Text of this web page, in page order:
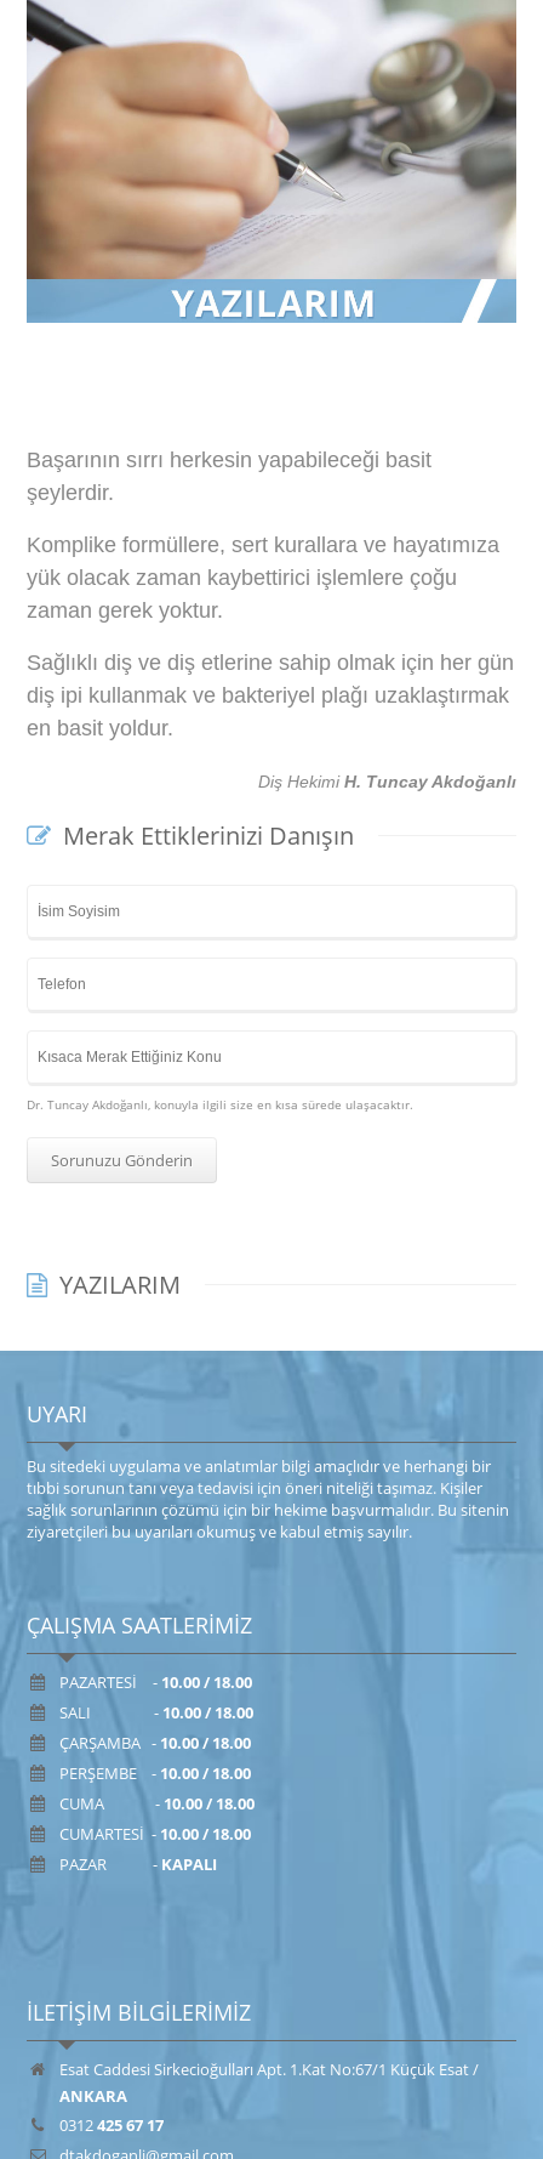
Başarının sırrı herkesin yapabileceği basit
şeylerdir.
Komplike formüllere, sert kurallara ve hayatımıza
yük olacak zaman kaybettirici işlemlere çoğu
zaman gerek yoktur.
Sağlıklı diş ve diş etlerine sahip olmak için her gün
diş ipi kullanmak ve bakteriyel plağı uzaklaştırmak
en basit yoldur.
Diş HekimiH. Tuncay Akdoğanlı
Merak Ettiklerinizi Danışın
Dr. Tuncay Akdoğanlı, konuyla ilgili size en kısa sürede ulaşacaktır.
YAZILARIM
UYARI
Bu sitede​ki​​ uygulama ve anlatımlar ​bilgi amaçlıdır ve herhangi bir
tıbbi sorunun tanı veya tedavisi için öneri niteliği taşımaz. Kişiler
sağlık sorunlarının çözümü için bir hekime başvurmalıdır. Bu sitenin
ziyaretçileri bu uyarıları okumuş ve kabul etmiş sayılır.
ÇALIŞMA SAATLERİMİZ
PAZARTESİ - 10.00 / 18.00
SALI - 10.00 / 18.00
ÇARŞAMBA - 10.00 / 18.00
PERŞEMBE - 10.00 / 18.00
CUMA - 10.00 / 18.00
CUMARTESİ - 10.00 / 18.00
PAZAR - KAPALI
İLETİŞİM BİLGİLERİMİZ
Esat Caddesi Sirkecioğulları Apt. 1.Kat No:67/1 Küçük Esat /
ANKARA
0312425 67 17